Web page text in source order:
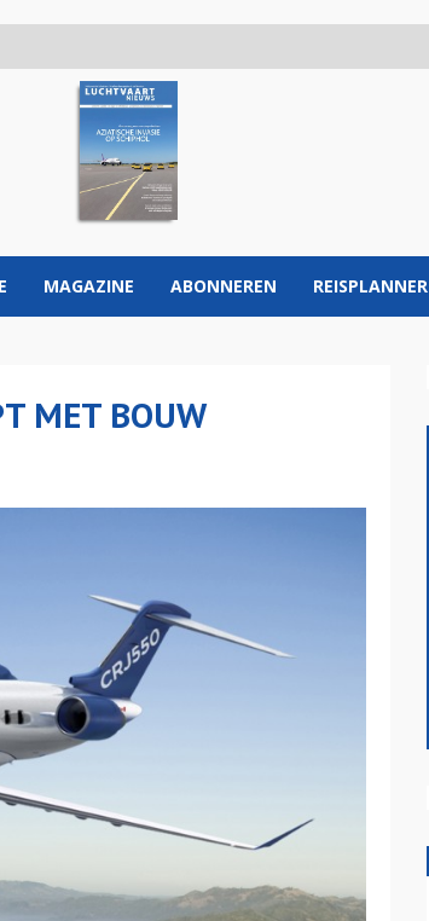
MAGAZINE ABONNEREN REISPLANNER
MET BOUW